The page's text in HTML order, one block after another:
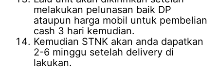
melakukan pelunasan baik DP
ataupun harga mobil untuk pembelian
cash 3 hari kemudian.
Kemudian STNK akan anda dapatkan
2-6 minggu setelah delivery di
lakukan.